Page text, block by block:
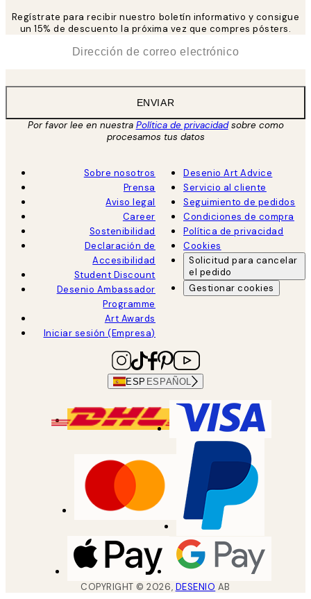
Regístrate para recibir nuestro boletín informativo y consigue
un 15% de descuento la próxima vez que compres pósters.
ENVIAR
Por favor lee en nuestra Política de privacidadsobre como
procesamos tus datos
Sobre nosotros
Prensa
Aviso legal
Career
Sostenibilidad
Declaración de
Accesibilidad
Student Discount
Desenio Ambassador
Programme
Art Awards
Iniciar sesión (Empresa)
Desenio Art Advice
Servicio al cliente
Seguimiento de pedidos
Condiciones de compra
Política de privacidad
Cookies
Solicitud para cancelar
el pedido
Gestionar cookies
ESP ESPAÑOL
COPYRIGHT ©2026, DESENIO AB